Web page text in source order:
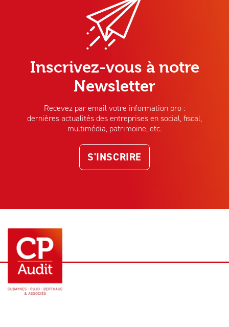
Inscrivez-vous à notre
Newsletter
Recevez par email votre information pro :
dernières actualités des entreprises en social, fiscal,
multimédia, patrimoine, etc.
S'INSCRIRE